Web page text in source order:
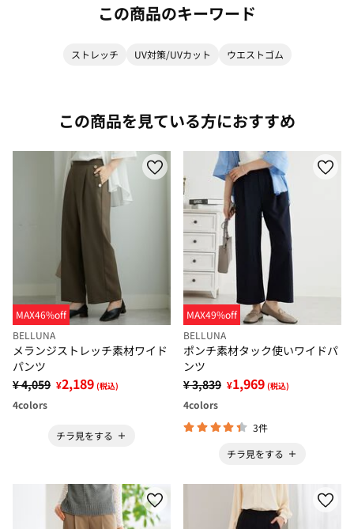
この商品のキーワード
ストレッチ UV対策/UVカット ウエストゴム
この商品を見ている方におすすめ
MAX46%off
BELLUNA
メランジストレッチ素材ワイド
パンツ
¥ 4,059 ¥2,189 (税込)
4colors
チラ見をする
MAX49%off
BELLUNA
ポンチ素材タック使いワイドパ
ンツ
¥ 3,839 ¥1,969 (税込)
4colors
3件
チラ見をする